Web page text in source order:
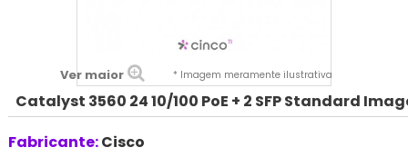
Ver maior * Imagem meramente ilustrativa
Catalyst 3560 24 10/100 PoE + 2 SFP Standard
Fabricante:Cisco